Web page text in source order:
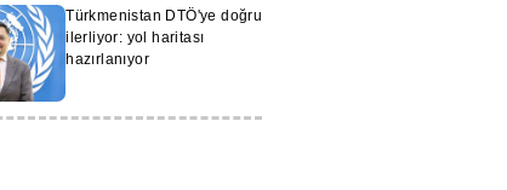
Türkmenistan DTÖ'ye doğru
ilerliyor: yol haritası
hazırlanıyor